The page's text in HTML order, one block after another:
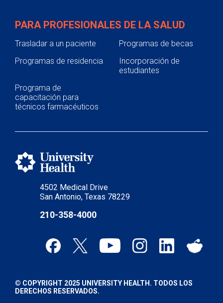
4502 Medical Drive
San Antonio, Texas 78229
210-358-4000
PARA PROFESIONALES DE LA SALUD
Trasladar a un paciente
Programas de becas
Programas de residencia
Incorporación de
estudiantes
Programa de
capacitación para
técnicos farmacéuticos
© COPYRIGHT 2025 UNIVERSITY HEALTH. TODOS LOS
DERECHOS RESERVADOS.